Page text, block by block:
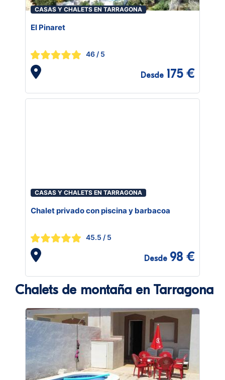
CASAS Y CHALETS EN TARRAGONA
El Pinaret
46 / 5
Desde 175 €
CASAS Y CHALETS EN TARRAGONA
Chalet privado con piscina y barbacoa
45.5 / 5
Desde 98 €
Chalets de montaña en Tarragona